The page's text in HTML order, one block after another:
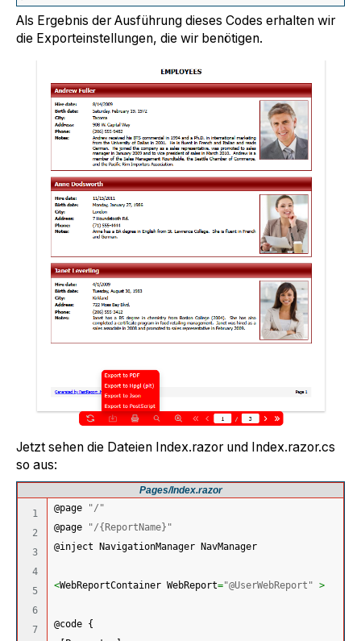
Als Ergebnis der Ausführung dieses Codes erhalten wir
die Exporteinstellungen, die wir benötigen.
Jetzt sehen die Dateien Index.razor und Index.razor.cs
so aus:
Pages/Index.razor
1
2
3
4
5
6
7
@page
"/"
@page
"/{ReportName}"
@inject NavigationManager NavManager
<WebReportContainer WebReport="@UserWebReport" >
@code {